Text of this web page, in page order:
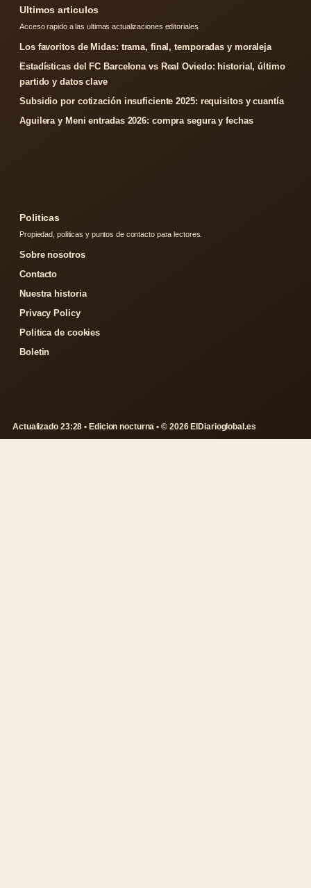
Ultimos articulos
Acceso rapido a las ultimas actualizaciones editoriales.
Los favoritos de Midas: trama, final, temporadas y moraleja
Estadísticas del FC Barcelona vs Real Oviedo: historial, último
partido y datos clave
Subsidio por cotización insuficiente 2025: requisitos y cuantía
Aguilera y Meni entradas 2026: compra segura y fechas
Politicas
Propiedad, politicas y puntos de contacto para lectores.
Sobre nosotros
Contacto
Nuestra historia
Privacy Policy
Politica de cookies
Boletin
Actualizado 23:28 • Edicion nocturna • © 2026 ElDiarioglobal.es